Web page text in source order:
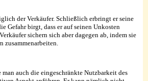
der Verkäufer. Schließlich erbringt er seine
Gefahr birgt, dass er auf seinen Unkosten
sichern sich aber dagegen ab, indem sie
zusammenarbeiten.
auch die eingeschränkte Nutzbarkeit des